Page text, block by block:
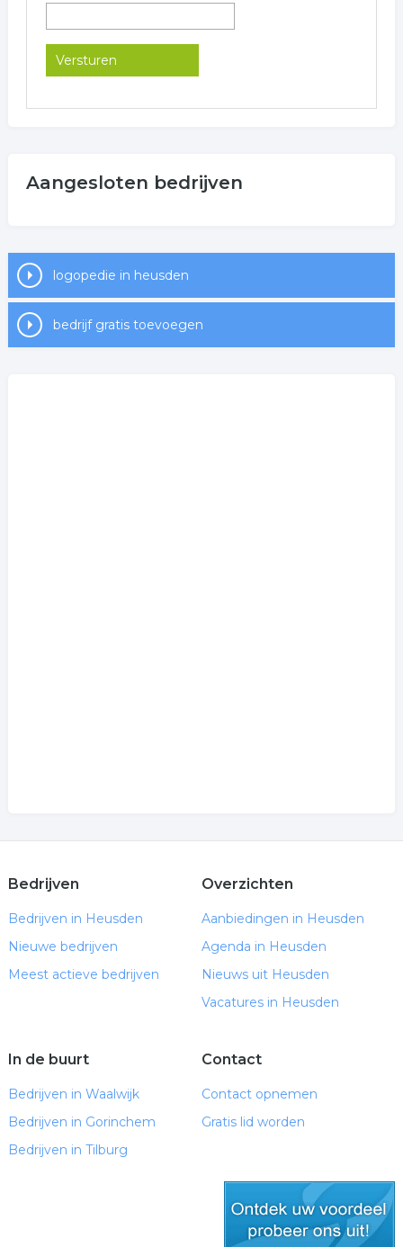
Aangesloten bedrijven
logopedie in heusden
bedrijf gratis toevoegen
Bedrijven
Bedrijven in Heusden
Nieuwe bedrijven
Meest actieve bedrijven
Overzichten
Aanbiedingen in Heusden
Agenda in Heusden
Nieuws uit Heusden
Vacatures in Heusden
In de buurt
Bedrijven in Waalwijk
Bedrijven in Gorinchem
Bedrijven in Tilburg
Contact
Contact opnemen
Gratis lid worden